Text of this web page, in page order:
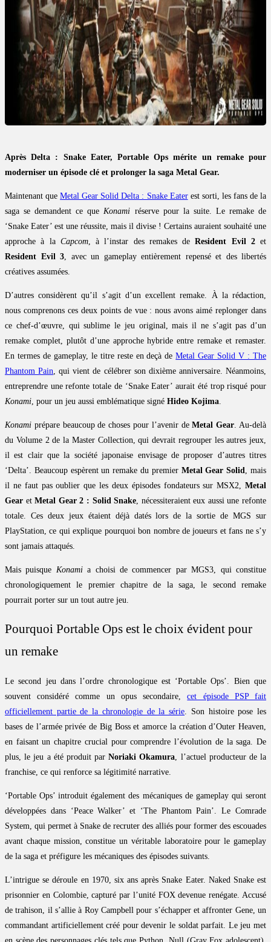
Après Delta : Snake Eater, Portable Ops mérite un remake pour
moderniser un épisode clé et prolonger la saga Metal Gear.
Maintenant queMetal Gear Solid Delta : Snake Eaterest sorti, les fans de la
saga se demandent ce queKonami réserve pour la suite. Le remake de
‘Snake Eater’ est une réussite, mais il divise ! Certains auraient souhaité une
approche à la Capcom, à l’instar des remakes deResident Evil 2et
Resident Evil 3, avec un gameplay entièrement repensé et des libertés
créatives assumées.
D’autres considèrent qu’il s’agit d’un excellent remake. À la rédaction,
nous comprenons ces deux points de vue : nous avons aimé replonger dans
ce chef-d’œuvre, qui sublime le jeu original, mais il ne s’agit pas d’un
remake complet, plutôt d’une approche hybride entre remake et remaster.
En termes de gameplay, le titre reste en deçà deMetal Gear Solid V : The
Phantom Pain, qui vient de célébrer son dixième anniversaire. Néanmoins,
entreprendre une refonte totale de ‘Snake Eater’ aurait été trop risqué pour
Konami, pour un jeu aussi emblématique signé Hideo Kojima.
Konami prépare beaucoup de choses pour l’avenir deMetal Gear. Au-delà
du Volume 2 de la Master Collection, qui devrait regrouper les autres jeux,
il est clair que la société japonaise envisage de proposer d’autres titres
‘Delta’. Beaucoup espèrent un remake du premier Metal Gear Solid, mais
il ne faut pas oublier que les deux épisodes fondateurs sur MSX2, Metal
Gear etMetal Gear 2 : Solid Snake, nécessiteraient eux aussi une refonte
totale. Ces deux jeux étaient déjà datés lors de la sortie de MGS sur
PlayStation, ce qui explique pourquoi bon nombre de joueurs et fans ne s’y
sont jamais attaqués.
Mais puisque Konamia choisi de commencer par MGS3, qui constitue
chronologiquement le premier chapitre de la saga, le second remake
pourrait porter sur un tout autre jeu.
Pourquoi Portable Ops est le choix évident pour
un remake
Le second jeu dans l’ordre chronologique est ‘Portable Ops’. Bien que
souvent considéré comme un opus secondaire,cet épisode PSP fait
officiellement partie de la chronologie de la série . Son histoire pose les
bases de l’armée privée de Big Boss et amorce la création d’Outer Heaven,
en faisant un chapitre crucial pour comprendre l’évolution de la saga. De
plus, le jeu a été produit parNoriaki Okamura , l’actuel producteur de la
franchise, ce qui renforce sa légitimité narrative.
‘Portable Ops’ introduit également des mécaniques de gameplay qui seront
développées dans ‘Peace Walker’ et ‘The Phantom Pain’. Le Comrade
System, qui permet à Snake de recruter des alliés pour former des escouades
avant chaque mission, constitue un véritable laboratoire pour le gameplay
de la saga et préfigure les mécaniques des épisodes suivants.
L’intrigue se déroule en 1970, six ans après Snake Eater. Naked Snake est
prisonnier en Colombie, capturé par l’unité FOX devenue renégate. Accusé
de trahison, il s’allie à Roy Campbell pour s’échapper et affronter Gene, un
commandant artificiellement créé pour devenir le soldat parfait. Le jeu met